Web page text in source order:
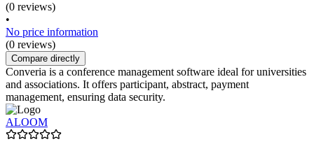
(0 reviews)
•
No price information
(0 reviews)
Compare directly
Converia is a conference management software ideal for universities
and associations. It offers participant, abstract, payment
management, ensuring data security.
ALOOM